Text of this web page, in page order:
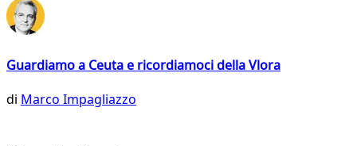
Guardiamo a Ceuta e ricordiamoci della Vlora
di Marco Impagliazzo